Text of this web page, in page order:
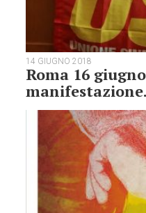
14 GIUGNO 2018
Roma 16